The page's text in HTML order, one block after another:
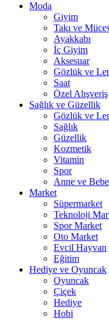
Moda
Giyim
Takı ve
Ayakkabı
İç Giyim
Aksesuar
Gözlük ve
Saat
Özel Alışveriş
Sağlık ve Güzellik
Gözlük ve
Sağlık
Güzellik
Kozmetik
Vitamin
Spor
Anne ve
Market
Süpermarket
Teknoloji
Spor Market
Oto Market
Evcil Hayvan
Eğitim
Hediye ve Oyuncak
Oyuncak
Çiçek
Hediye
Hobi